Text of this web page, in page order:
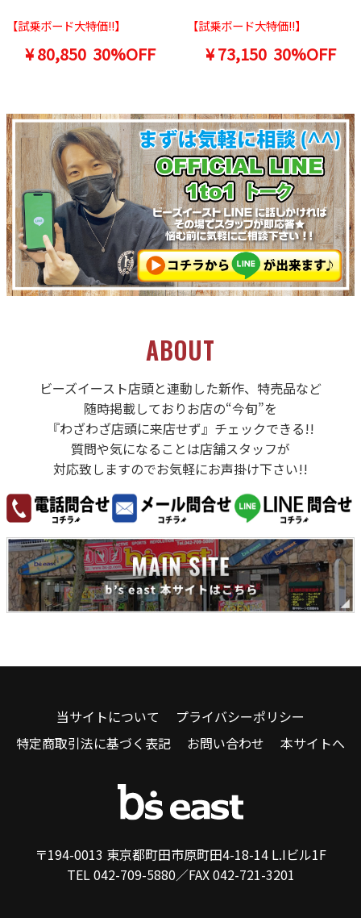
【試乗ボード大特価!!】
¥ 80,850 30%OFF
【試乗ボード大特価!!】
¥ 73,150 30%OFF
ABOUT
ビーズイースト店頭と連動した新作、特売品など
随時掲載しておりお店の“今旬”を
『わざわざ店頭に来店せず』チェックできる!!
質問や気になることは店舗スタッフが
対応致しますのでお気軽にお声掛け下さい!!
当サイトについて
プライバシーポリシー
特定商取引法に基づく表記
お問い合わせ 本サイトへ
〒194-0013 東京都町田市原町田4-18-14 L.Iビル1F
TEL 042-709-5880／FAX 042-721-3201